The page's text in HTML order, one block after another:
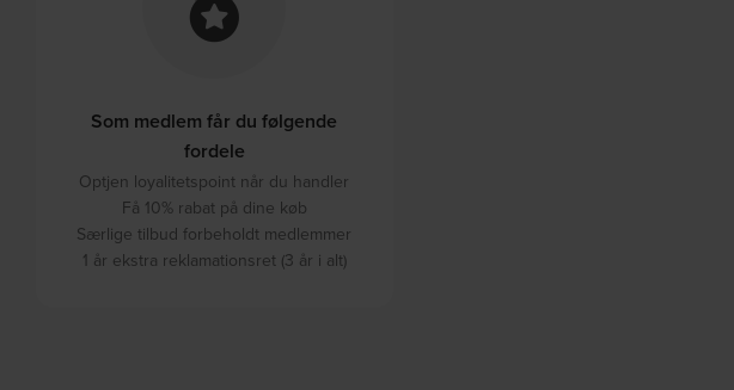
Som medlem får du følgende
fordele
Optjen loyalitetspoint når du handler
Få 10% rabat på dine køb
Særlige tilbud forbeholdt medlemmer
1 år ekstra reklamationsret (3 år i alt)